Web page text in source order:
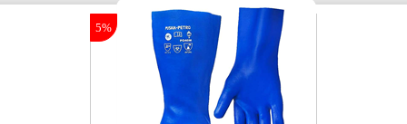
5%